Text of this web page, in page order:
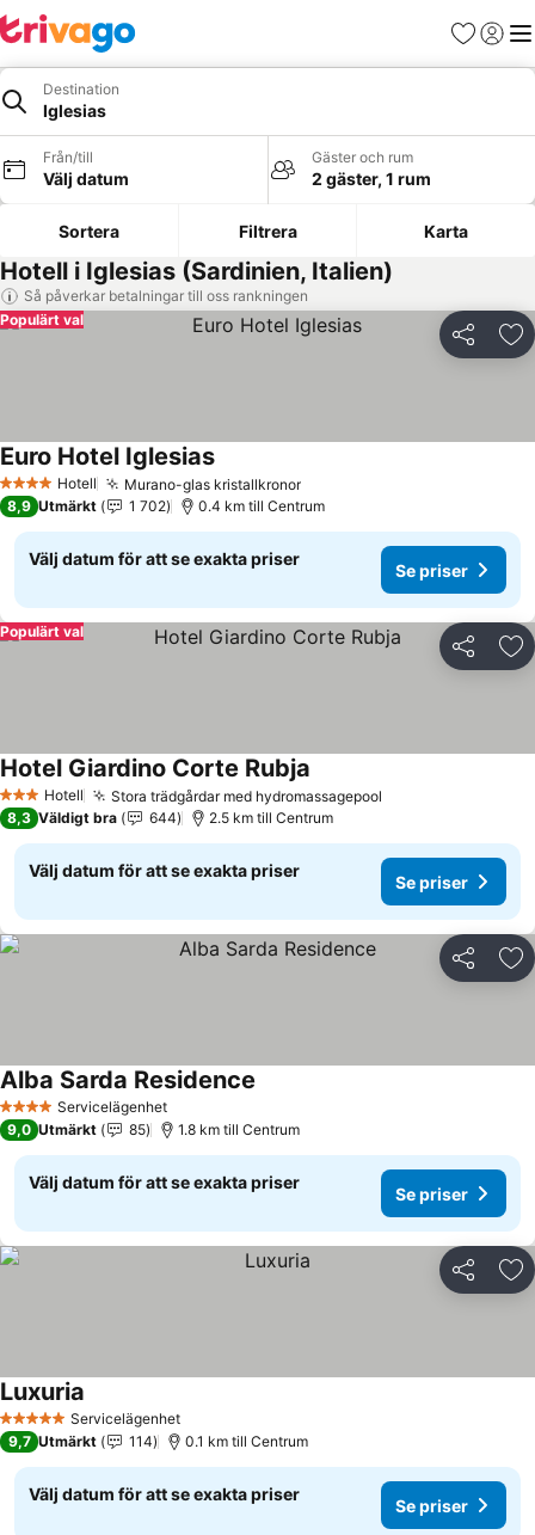
Favoriter
Logga
Destination
Iglesias
Från/till
Välj datum
Gäster och rum
2 gäster, 1 rum
Sortera Filtrera Karta
Hotell i Iglesias (Sardinien, Italien)
Så påverkar betalningar till oss rankningen
Dela
Populärt val
4 StjärnorHotell Murano-glas kristallkronorSe priser
Euro Hotel IglesiasSe priser
8,9 Utmärkt 1 702 0.4 km till Centrum
Välj datum för att se exakta priser
Se priser
Dela
Populärt val
3 StjärnorHotell Stora trädgårdar med hydromassagepool
Hotel Giardino Corte Rubja
8,3 Väldigt bra 644 2.5 km till Centrum
Välj datum för att se exakta priser
Se priser
Dela
4 StjärnorServicelägenhet
Alba Sarda Residence
9,0 Utmärkt 85 1.8 km till Centrum
Välj datum för att se exakta priser
Se priser
Dela
5 Stjärnor Servicelägenhet
Luxuria
9,7 Utmärkt 114 0.1 km till Centrum
Välj datum för att se exakta priser
Se priser